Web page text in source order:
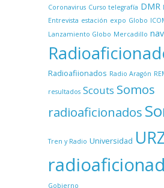
Coronavirus Curso telegrafía DMR
Entrevista estación expo Globo
Lanzamiento Globo Mercadillo
Radioafiionados Radio Aragón
resultados Scouts Somos
radioaficionados
Tren y Radio Universidad
Gobierno